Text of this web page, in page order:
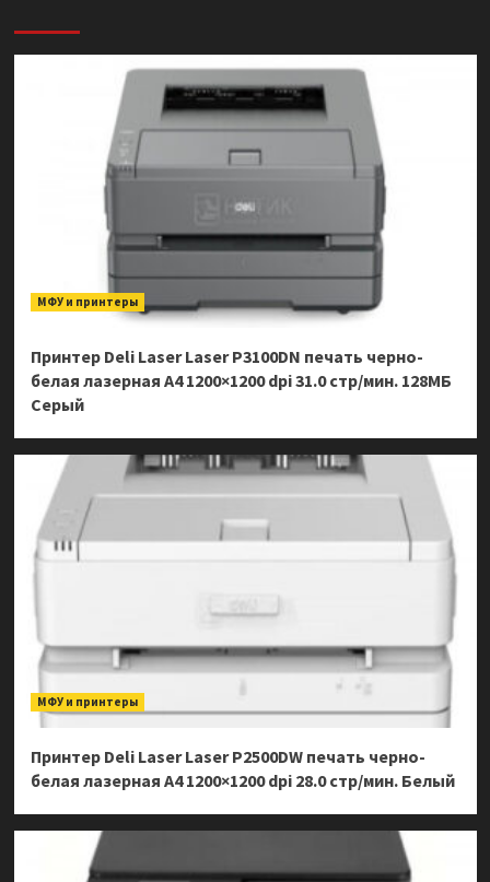
МФУ и принтеры
Принтер Deli Laser Laser P3100DN печать черно-
белая лазерная A4 1200×1200 dpi 31.0 стр/мин. 128МБ
Серый
МФУ и принтеры
Принтер Deli Laser Laser P2500DW печать черно-
белая лазерная A4 1200×1200 dpi 28.0 стр/мин. Белый